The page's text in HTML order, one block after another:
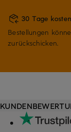
30 Tage
Bestellungen
zurückschicken.